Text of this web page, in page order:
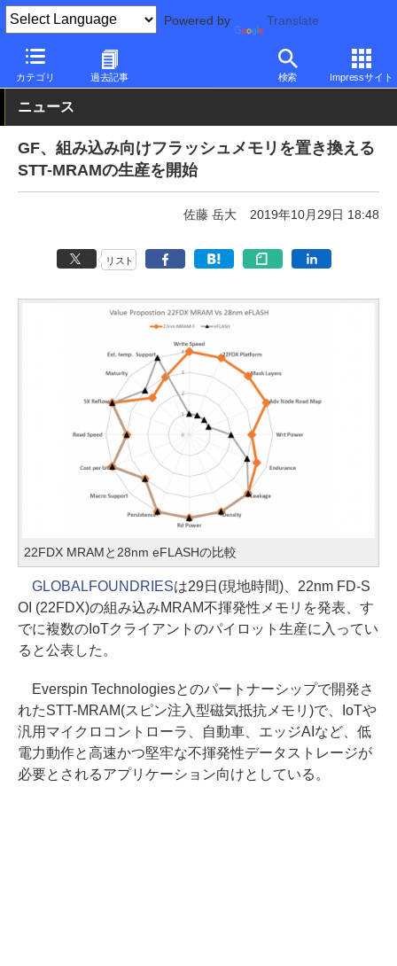
Powered by Translate
カテゴリ 過去記事 検索 Impressサイト
PC Watch 市場 技術
ニュース
GF、組み込み向けフラッシュメモリを置き換える
STT-MRAMの生産を開始
佐藤 岳大 2019年10月29日 18:48
リスト
22FDX MRAMと28nm eFLASHの比較
GLOBALFOUNDRIESは29日(現地時間)、22nm FD-S
OI (22FDX)の組み込みMRAM不揮発性メモリを発表、す
でに複数のIoTクライアントのパイロット生産に入ってい
ると公表した。
Everspin Technologiesとのパートナーシップで開発さ
れたSTT-MRAM(スピン注入型磁気抵抗メモリ)で、IoTや
汎用マイクロコントローラ、自動車、エッジAIなど、低
電力動作と高速かつ堅牢な不揮発性データストレージが
必要とされるアプリケーション向けとしている。